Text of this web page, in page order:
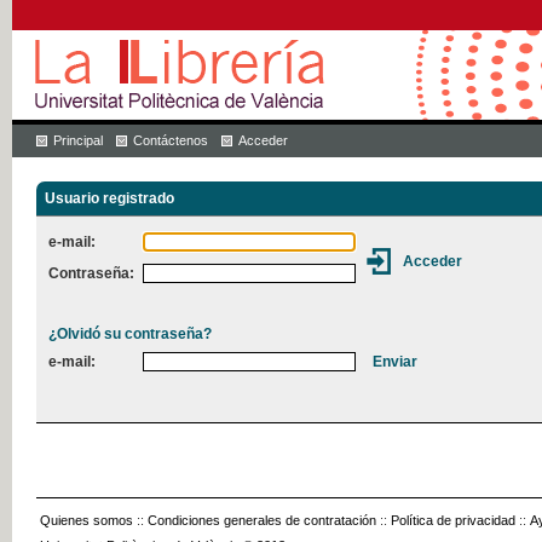
Principal Contáctenos Acceder
Usuario registrado
e-mail:
Contraseña:
¿Olvidó su contraseña?
e-mail:
Quienes somos :: Condiciones generales de contratación :: Política de privacidad ::